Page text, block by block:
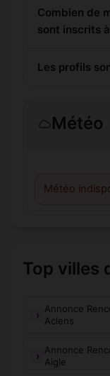
Combien de
sont inscrits
Les profils
Météo
Météo
Top villes
Annonce
Aclens
Annonce
Aigle